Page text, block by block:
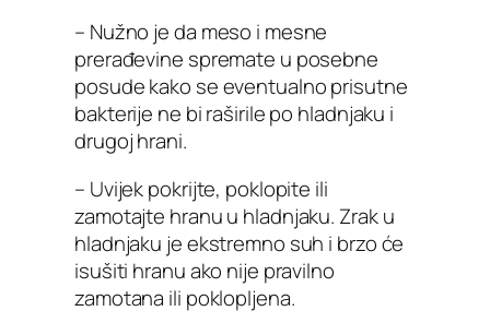
– Nužno je da meso i mesne
prerađevine spremate u posebne
posude kako se eventualno prisutne
bakterije ne bi raširile po hladnjaku i
drugoj hrani.
– Uvijek pokrijte, poklopite ili
zamotajte hranu u hladnjaku. Zrak u
hladnjaku je ekstremno suh i brzo će
isušiti hranu ako nije pravilno
zamotana ili poklopljena.